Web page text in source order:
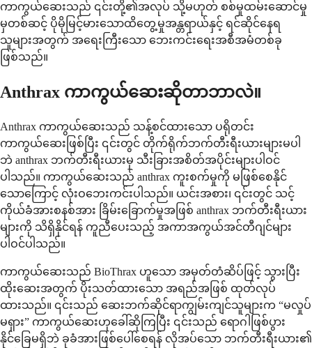
ကာကွယ်ဆေးသည် ၎င်းတို့၏အလုပ် သို့မဟုတ် စစ်မှုထမ်းဆောင်မှု
မှတစ်ဆင့် ပိုမိုမြင့်မားသောထိတွေ့မှုအန္တရာယ်နှင့် ရင်ဆိုင်နေရ
သူများအတွက် အရေးကြီးသော ဘေးကင်းရေးအစီအမံတစ်ခု
ဖြစ်သည်။
Anthrax ကာကွယ်ဆေးဆိုတာဘာလဲ။
Anthrax ကာကွယ်ဆေးသည် သန့်စင်ထားသော ပရိုတင်း
ကာကွယ်ဆေးဖြစ်ပြီး ၎င်းတွင် တိုက်ရိုက်ဘက်တီးရီးယားများမပါ
ဘဲ anthrax ဘက်တီးရီးယားမှ သီးခြားအစိတ်အပိုင်းများပါဝင်
ပါသည်။ ကာကွယ်ဆေးသည် anthrax ကူးစက်မှုကို မဖြစ်စေနိုင်
သောကြောင့် လုံးဝဘေးကင်းပါသည်။ ယင်းအစား၊ ၎င်းတွင် သင့်
ကိုယ်ခံအားစနစ်အား ခြိမ်းခြောက်မှုအဖြစ် anthrax ဘက်တီးရီးယား
များကို သိရှိနိုင်ရန် ကူညီပေးသည့် အကာအကွယ်အင်တီဂျင်များ
ပါဝင်ပါသည်။
ကာကွယ်ဆေးသည် BioThrax ဟူသော အမှတ်တံဆိပ်ဖြင့် သွားပြီး
ထိုးဆေးအတွက် ပိုးသတ်ထားသော အရည်အဖြစ် ထုတ်လုပ်
ထားသည်။ ၎င်းသည် ဆေးဘက်ဆိုင်ရာကျွမ်းကျင်သူများက “မလှုပ်
မရှား” ကာကွယ်ဆေးဟုခေါ်ဆိုကြပြီး ၎င်းသည် ရောဂါဖြစ်ပွား
နိုင်ခြေမရှိဘဲ ခုခံအားဖြစ်ပေါ်စေရန် လိုအပ်သော ဘက်တီးရီးယား၏